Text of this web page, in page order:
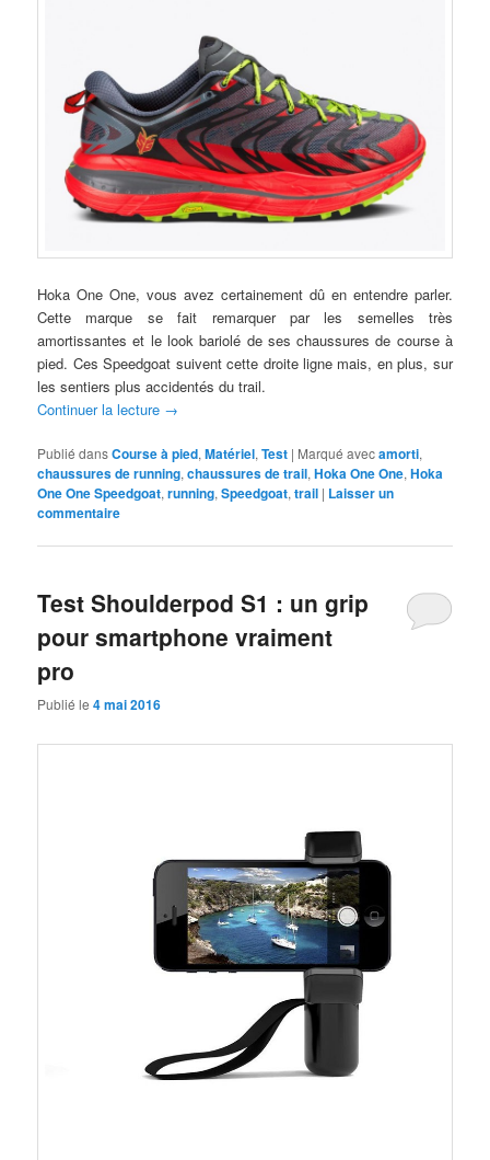
Hoka One One, vous avez certainement dû en entendre parler.
Cette marque se fait remarquer par les semelles très
amortissantes et le look bariolé de ses chaussures de course à
pied. Ces Speedgoat suivent cette droite ligne mais, en plus, sur
les sentiers plus accidentés du trail.
Continuer la lecture →
Publié dansCourse à pied,Matériel,Test | Marqué avecamorti,
chaussures de running,chaussures de trail,Hoka One One,Hoka
One One Speedgoat,running,Speedgoat,trail | Laisser un
commentaire
Test Shoulderpod S1 : un grip
pour smartphone vraiment
pro
Publié le4 mai 2016